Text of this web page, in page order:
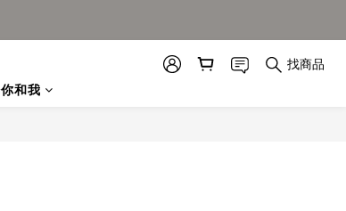
找商品
和我